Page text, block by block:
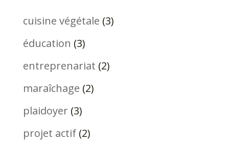
cuisine végétale (3)
éducation (3)
entreprenariat (2)
maraîchage (2)
plaidoyer (3)
projet actif(2)